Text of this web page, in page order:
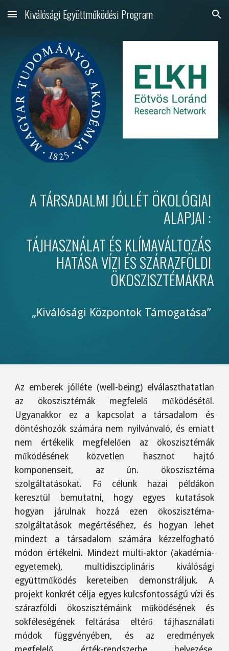
Skip to main content Skip to navigation
Kiválósági Együttműködési Program
A TÁRSADALMI JÓLLÉT ÖKOLÓGIAI
ALAPJAI :
TÁJHASZNÁLAT ÉS KLÍMAVÁLTOZÁS
HATÁSA VÍZI ÉS SZÁRAZFÖLDI
ÖKOSZISZTÉMÁKRA
„Kiválósági Központok Támogatása”
Az emberek jólléte (well-being) elválaszthatatlan
az ökoszisztémák megfelelő működésétől.
Ugyanakkor ez a kapcsolat a társadalom és
döntéshozók számára nem nyilvánvaló, és emiatt
nem értékelik megfelelően az ökoszisztémák
működésének közvetlen hasznot hajtó
komponenseit, az ún. ökoszisztéma
szolgáltatásokat. Fő célunk hazai példákon
keresztül bemutatni, hogy egyes kutatások
hogyan járulnak hozzá ezen ökoszisztéma-
szolgáltatások megértéséhez, és hogyan lehet
mindezt a társadalom számára kézzelfogható
módon értékelni. Mindezt multi-aktor (akadémia-
egyetemek), multidiszciplináris kiválósági
együttműködés kereteiben demonstráljuk. A
projekt konkrét célja egyes kulcsfontosságú vízi és
szárazföldi ökoszisztémáink működésének és
sokféleségének feltárása eltérő tájhasználati
módok függvényében, és az eredmények